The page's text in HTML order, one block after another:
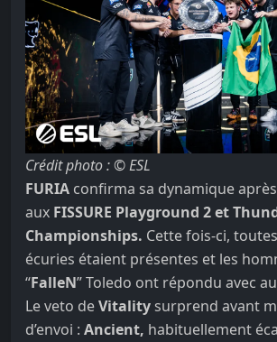
Crédit photo : © ESL
FURIA confirma sa dynamique
aux FISSURE Playground 2 et
Championships. Cette fois-ci,
écuries étaient présentes et les
“FalleN” Toledo ont répondu avec
Le veto deVitalitysurprend avant
d’envoi : Ancient, habituellement